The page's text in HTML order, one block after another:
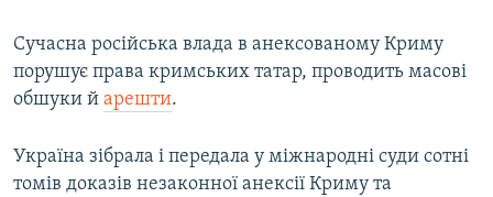
Сучасна російська влада в анексованому Криму
порушує права кримських татар, проводить масові
обшуки й арешти.
Україна зібрала і передала у міжнародні суди сотні
томів доказів незаконної анексії Криму та